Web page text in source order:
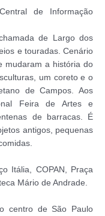
de Informação
de Largo dos
e touradas. Cenário
mudaram a história do
um coreto e o
de Campos. Aos
Feira de Artes e
de barracas. É
antigos, pequenas
Itália, COPAN, Praça
Mário de Andrade.
centro de São Paulo